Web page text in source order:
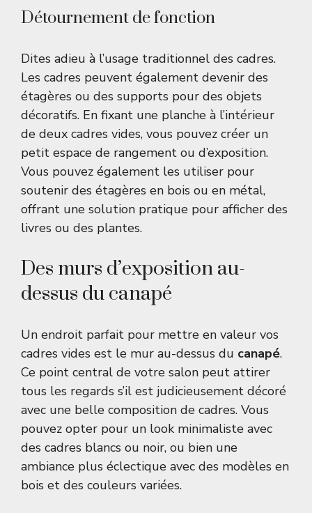
Détournement de fonction
Dites adieu à l’usage traditionnel des cadres.
Les cadres peuvent également devenir des
étagères ou des supports pour des objets
décoratifs. En fixant une planche à l’intérieur
de deux cadres vides, vous pouvez créer un
petit espace de rangement ou d’exposition.
Vous pouvez également les utiliser pour
soutenir des étagères en bois ou en métal,
offrant une solution pratique pour afficher des
livres ou des plantes.
Des murs d’exposition au-
dessus du canapé
Un endroit parfait pour mettre en valeur vos
cadres vides est le mur au-dessus du canapé.
Ce point central de votre salon peut attirer
tous les regards s’il est judicieusement décoré
avec une belle composition de cadres. Vous
pouvez opter pour un look minimaliste avec
des cadres blancs ou noir, ou bien une
ambiance plus éclectique avec des modèles en
bois et des couleurs variées.